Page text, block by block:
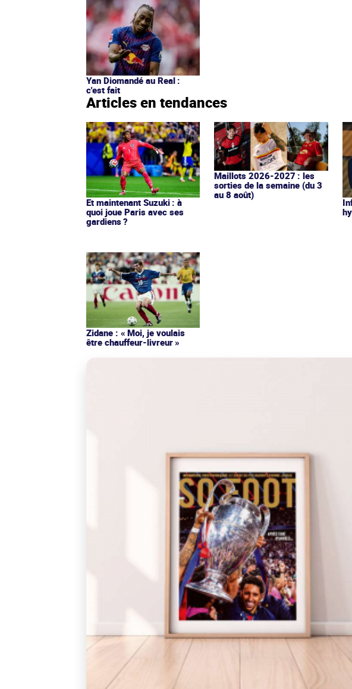
Yan Diomandé au Real :
c'est fait
Articles en tendances
Et maintenant Suzuki : à
quoi joue Paris avec ses
gardiens ?
Maillots 2026-2027 : les
sorties de la semaine (du 3
au 8 août)
Zidane : « Moi, je voulais
être chauffeur-livreur »